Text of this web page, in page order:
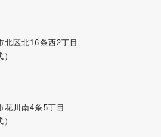
区北16条西2丁目
）
花川南4条5丁目
）